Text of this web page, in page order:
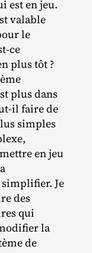
est en jeu.
valable
le
plus tôt ?
plus dans
faire de
simples
en jeu
Je
des
qui
la
de